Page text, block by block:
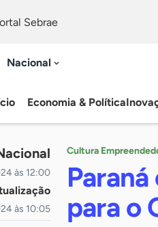
Sebrae
Nacional
Economia & Política
às 12:00
às 10:05
Cultura
para o